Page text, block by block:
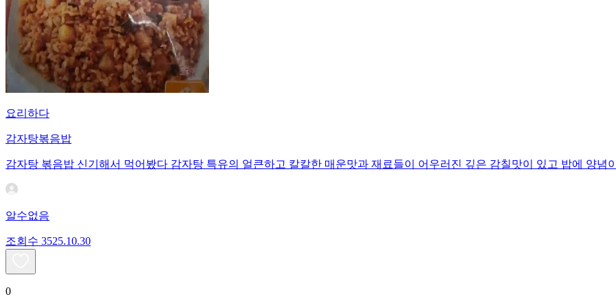
요리하다
감자탕볶음밥
감자탕 볶음밥 신기해서 먹어봤다 감자탕 특유의 얼큰하고 칼칼한 매운맛과 재료들이 어우러진 깊은 감칠맛이 있고 밥에 양념
알수없음
조회수 3525.10.30
0